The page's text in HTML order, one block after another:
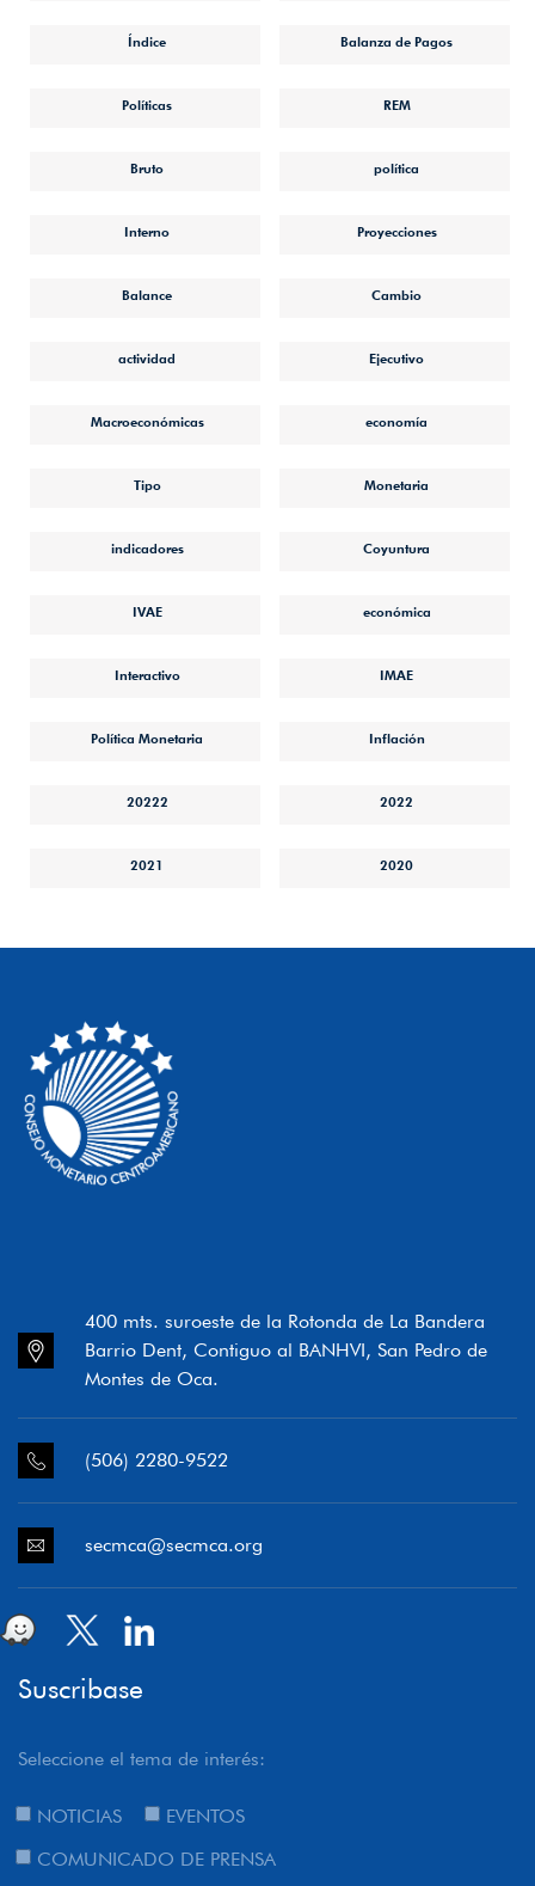
Índice Balanza de Pagos
Políticas REM
Bruto política
Interno Proyecciones
Balance Cambio
actividad Ejecutivo
Macroeconómicas economía
Tipo Monetaria
indicadores Coyuntura
IVAE económica
Interactivo IMAE
Política Monetaria Inflación
20222 2022
2021 2020
400 mts. suroeste de la Rotonda de La Bandera
Barrio Dent, Contiguo al BANHVI, San Pedro de
Montes de Oca.
(506) 2280-9522
secmca@secmca.org
Suscribase
Seleccione el tema de interés:
NOTICIAS
EVENTOS
COMUNICADO DE PRENSA